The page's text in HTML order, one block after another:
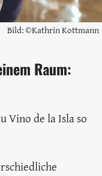
Bild: ©Kathrin Kottmann
Raum:
Vino de la Isla so